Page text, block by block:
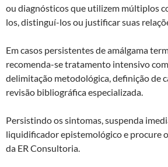
ou diagnósticos que utilizem múltiplos
los, distinguí-los ou justificar suas
Em casos persistentes de amálgama
recomenda-se tratamento intensivo
delimitação metodológica, definição de
revisão bibliográfica especializada.
Persistindo os sintomas, suspenda
liquidificador epistemológico e procure
da ER Consultoria.